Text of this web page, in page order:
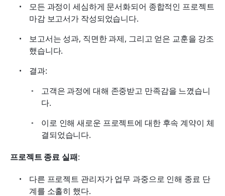
모든 과정이 세심하게 문서화되어 종합적인 프로젝트
마감 보고서가 작성되었습니다.
보고서는 성과, 직면한 과제, 그리고 얻은 교훈을 강조
했습니다.
결과:
고객은 과정에 대해 존중받고 만족감을 느꼈습니
다.
이로 인해 새로운 프로젝트에 대한 후속 계약이 체
결되었습니다.
프로젝트 종료 실패:
다른 프로젝트 관리자가 업무 과중으로 인해 종료 단
계를 소홀히 했다.